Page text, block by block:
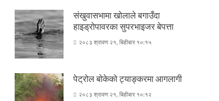
संखुवासभामा खोलाले बगाउँदा
हाइड्रोपावरका सुपरभाइजर बेपत्ता
२०८३ श्रावण २१, बिहीबार १०:१५
पेट्रोल बोकेको ट्याङ्करमा आगलागी
२०८३ श्रावण २१, बिहीबार १०:१२